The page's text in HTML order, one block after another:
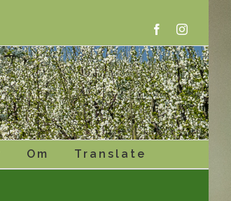
FacebookInstagram
Om Translate